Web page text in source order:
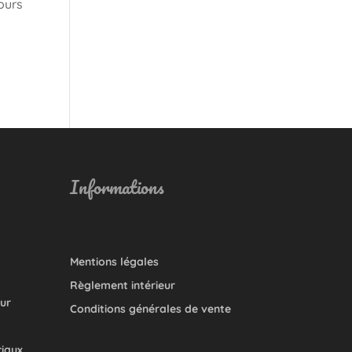
Informations
Mentions légales
Règlement intérieur
Conditions générales de vente